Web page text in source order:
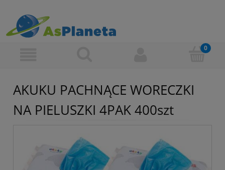
AKUKU PACHNĄCE WORECZKI
NA PIELUSZKI 4PAK 400szt